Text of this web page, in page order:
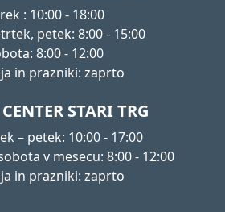
: 10:00 - 18:00
petek: 8:00 - 15:00
8:00 - 12:00
in prazniki: zaprto
STARI TRG
– petek: 10:00 - 17:00
v mesecu: 8:00 - 12:00
in prazniki: zaprto